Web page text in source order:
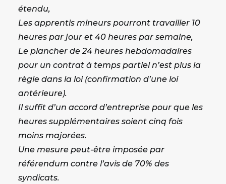
étendu,
Les apprentis mineurs pourront travailler 10
heures par jour et 40 heures par semaine,
Le plancher de 24 heures hebdomadaires
pour un contrat à temps partiel n’est plus la
règle dans la loi (confirmation d’une loi
antérieure).
Il suffit d’un accord d’entreprise pour que les
heures supplémentaires soient cinq fois
moins majorées.
Une mesure peut-être imposée par
référendum contre l’avis de 70% des
syndicats.